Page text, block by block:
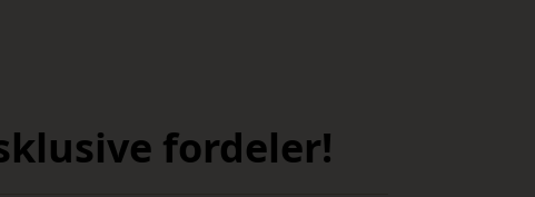
fordeler!